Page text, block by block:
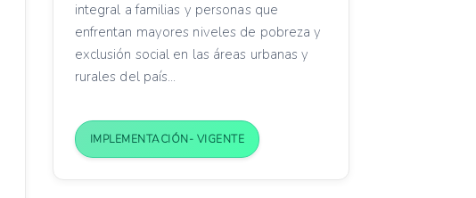
integral a familias y personas que
enfrentan mayores niveles de pobreza y
exclusión social en las áreas urbanas y
rurales del país...
IMPLEMENTACIÓN- VIGENTE